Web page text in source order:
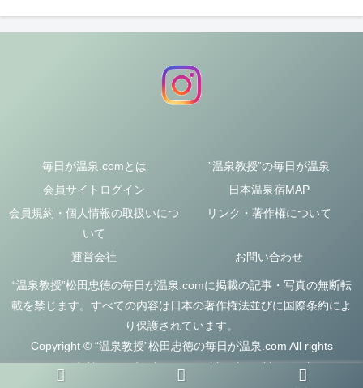
毎日が温泉.comとは
”温泉教授”の毎日が温泉
会員サイトログイン
日本温泉宿MAP
会員規約・個人情報の取扱いにつ
いて
リンク・著作権について
運営会社 お問い合わせ
“温泉教授”松田忠徳の毎日が温泉.comに掲載の記事・写真の無断転
載を禁じます。すべての内容は日本の著作権法並びに国際条約によ
り保護されています。
Copyright © “温泉教授”松田忠徳の毎日が温泉.com All rights
reserved. No reproduction or republication without written